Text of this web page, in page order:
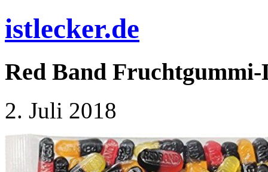
istlecker.de
Red Band
2. Juli 2018